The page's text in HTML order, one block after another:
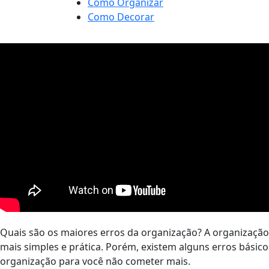
Como Decorar
Quais são os maiores erros da organização? A
mais simples e prática. Porém, existem alguns erros
organização para você não cometer mais.